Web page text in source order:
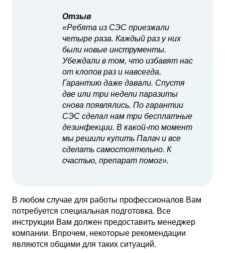
Отзыв
«Ребята из СЭС приезжали
четыре раза. Каждый раз у них
были новые инструменты.
Убеждали в том, что избавят нас
от клопов раз и навсегда.
Гарантию даже давали. Спустя
две или три недели паразиты
снова появлялись. По гарантии
СЭС сделал нам три бесплатные
дезинфекции. В какой-то момент
мы решили купить Палач и все
сделать самостоятельно. К
счастью, препарат помог».
В любом случае для работы профессионалов Вам
потребуется специальная подготовка. Все
инструкции Вам должен предоставить менеджер
компании. Впрочем, некоторые рекомендации
являются общими для таких ситуаций.